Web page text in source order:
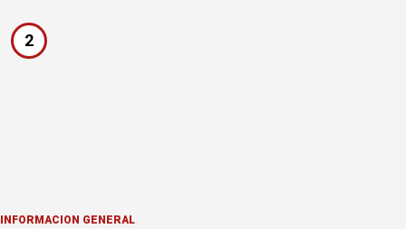
2
INFORMACION GENERAL